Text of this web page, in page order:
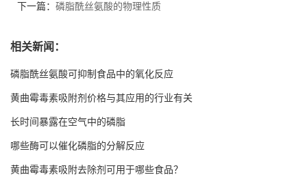
下一篇： 磷脂酰丝氨酸的物理性质
相关新闻：
磷脂酰丝氨酸可抑制食品中的氧化反应
黄曲霉毒素吸附剂价格与其应用的行业有关
长时间暴露在空气中的磷脂
哪些酶可以催化磷脂的分解反应
黄曲霉毒素吸附去除剂可用于哪些食品？